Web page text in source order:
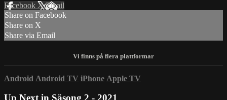
Facebook XEmail
Share on Facebook
Share on X
Share via Email
Android Android TV iPhone Apple TV
Up Next in Säsong 2 - 2021